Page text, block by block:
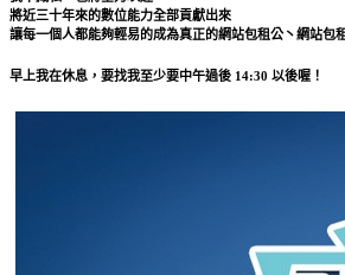
將近三十年來的數位能力全部貢獻出來
讓每一個人都能夠輕易的成為真正的網站包租公丶網站包
早上我在休息，要找我至少要中午過後 14:30 以後喔！